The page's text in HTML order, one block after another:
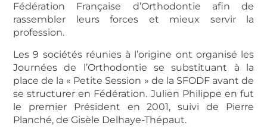
Fédération Française d’Orthodontie afin de
rassembler leurs forces et mieux servir la
profession.
Les 9 sociétés réunies à l’origine ont organisé les
Journées de l’Orthodontie se substituant à la
place de la « Petite Session » de la SFODF avant de
se structurer en Fédération. Julien Philippe en fut
le premier Président en 2001, suivi de Pierre
Planché, de Gisèle Delhaye-Thépaut.